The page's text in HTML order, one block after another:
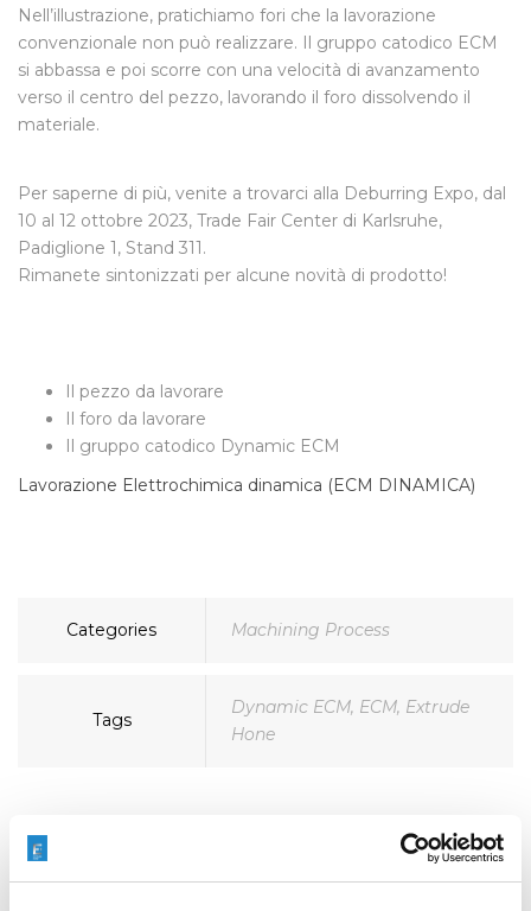
Nell’illustrazione, pratichiamo fori che la lavorazione
convenzionale non può realizzare. Il gruppo catodico ECM
si abbassa e poi scorre con una velocità di avanzamento
verso il centro del pezzo, lavorando il foro dissolvendo il
materiale.
Per saperne di più, venite a trovarci alla Deburring Expo, dal
10 al 12 ottobre 2023, Trade Fair Center di Karlsruhe,
Padiglione 1, Stand 311.
Rimanete sintonizzati per alcune novità di prodotto!
Il pezzo da lavorare
Il foro da lavorare
Il gruppo catodico Dynamic ECM
Lavorazione Elettrochimica dinamica (ECM DINAMICA)
Categories Machining Process
Tags
Dynamic ECM, ECM, Extrude
Hone